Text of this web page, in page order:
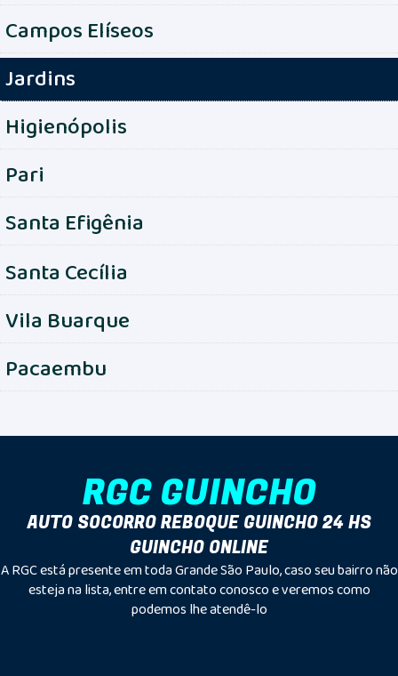
Campos Elíseos
Jardins
Higienópolis
Pari
Santa Efigênia
Santa Cecília
Vila Buarque
Pacaembu
RGC GUINCHO
AUTO SOCORRO REBOQUE GUINCHO 24 HS
GUINCHO ONLINE
A RGC está presente em toda Grande São Paulo, caso seu bairro não
esteja na lista, entre em contato conosco e veremos como
podemos lhe atendê-lo